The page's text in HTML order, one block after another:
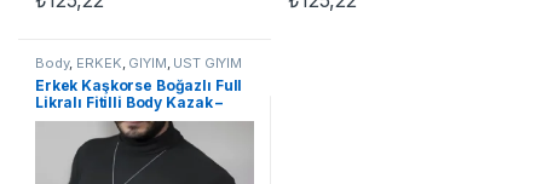
Body, ERKEK, GİYİM, ÜST GİYİM
Erkek Kaşkorse Boğazlı Full
Likralı Fitilli Body Kazak –
Siyah